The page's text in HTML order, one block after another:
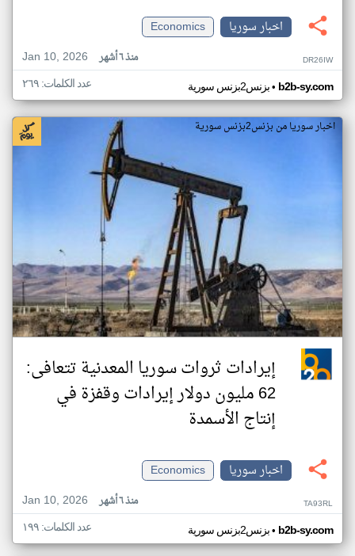
اخبار سوريا
Economics
Jan 10, 2026
منذ ٦ أشهر DR26IW
بزنس2بزنس سورية• b2b-sy.com عدد الكلمات: ٢٦٩
اخبار سوريا من بزنس2بزنس سورية
إيرادات ثروات سوريا المعدنية تتعافى:
62 مليون دولار إيرادات وقفزة في
إنتاج الأسمدة
اخبار سوريا
Economics
Jan 10, 2026
منذ ٦ أشهر TA93RL
بزنس2بزنس سورية• b2b-sy.com عدد الكلمات: ١٩٩